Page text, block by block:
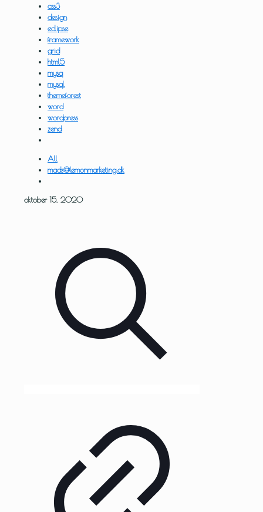
css3
design
eclipse
framework
grid
html5
mysq
mysql
themeforest
word
wordpress
zend
All
mads@lemonmarketing.dk
oktober 15, 2020